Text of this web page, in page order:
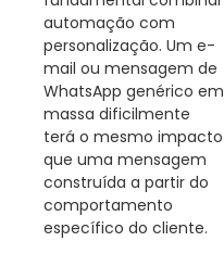
automação com
personalização. Um e-
mail ou mensagem de
WhatsApp genérico em
massa dificilmente
terá o mesmo impacto
que uma mensagem
construída a partir do
comportamento
específico do cliente.